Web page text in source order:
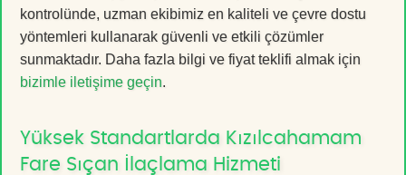
kontrolünde, uzman ekibimiz en kaliteli ve çevre dostu
yöntemleri kullanarak güvenli ve etkili çözümler
sunmaktadır. Daha fazla bilgi ve fiyat teklifi almak için
bizimle iletişime geçin.
Yüksek Standartlarda Kızılcahamam
Fare Sıçan İlaçlama Hizmeti